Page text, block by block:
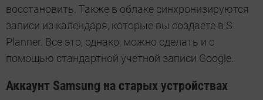
восстановить. Также в облаке синхронизируются
записи из календаря, которые вы создаете в S
Planner. Все это, однако, можно сделать и с
помощью стандартной учетной записи Google.
Аккаунт Samsung на старых устройствах